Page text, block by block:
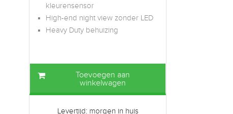
kleurensensor
High-end night view zonder LED
Heavy Duty behuizing
Toevoegen aan
winkelwagen
Levertijd: morgen in huis